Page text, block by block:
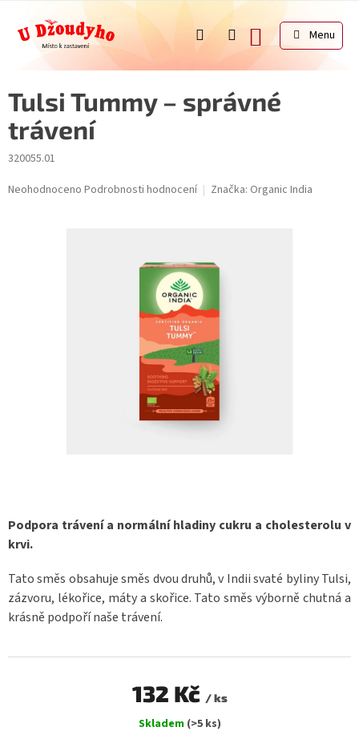
obsah
NÁKUPNÍ
KOŠÍK
Tulsi Tummy – správné
trávení
320055.01
Průměrné
Neohodnoceno Podrobnosti hodnocení Značka: Organic India
Podpora trávení a normální hladiny cukru a cholesterolu v
krvi.
Tato směs obsahuje směs dvou druhů, v Indii svaté byliny Tulsi,
zázvoru, lékořice, máty a skořice. Tato směs výborně chutná a
krásně podpoří naše trávení.
132 Kč / ks
cena:
Skladem (>5 ks)